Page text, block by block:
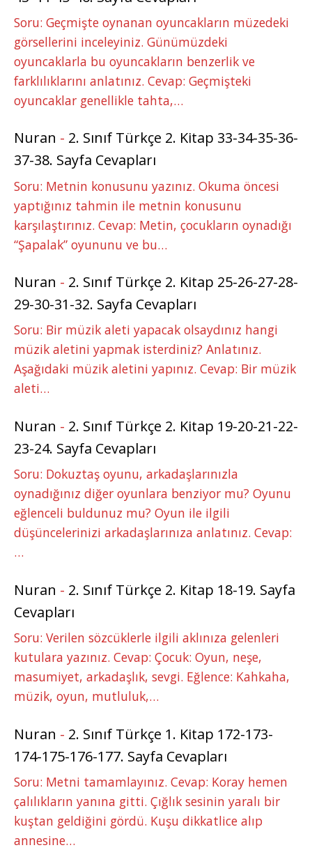
Soru: Geçmişte oynanan oyuncakların müzedeki
görsellerini inceleyiniz. Günümüzdeki
oyuncaklarla bu oyuncakların benzerlik ve
farklılıklarını anlatınız. Cevap: Geçmişteki
oyuncaklar genellikle tahta,…
Nuran - 2. Sınıf Türkçe 2. Kitap 33-34-35-36-
37-38. Sayfa Cevapları
Soru: Metnin konusunu yazınız. Okuma öncesi
yaptığınız tahmin ile metnin konusunu
karşılaştırınız. Cevap: Metin, çocukların oynadığı
“Şapalak” oyununu ve bu…
Nuran - 2. Sınıf Türkçe 2. Kitap 25-26-27-28-
29-30-31-32. Sayfa Cevapları
Soru: Bir müzik aleti yapacak olsaydınız hangi
müzik aletini yapmak isterdiniz? Anlatınız.
Aşağıdaki müzik aletini yapınız. Cevap: Bir müzik
aleti…
Nuran - 2. Sınıf Türkçe 2. Kitap 19-20-21-22-
23-24. Sayfa Cevapları
Soru: Dokuztaş oyunu, arkadaşlarınızla
oynadığınız diğer oyunlara benziyor mu? Oyunu
eğlenceli buldunuz mu? Oyun ile ilgili
düşüncelerinizi arkadaşlarınıza anlatınız. Cevap:
…
Nuran - 2. Sınıf Türkçe 2. Kitap 18-19. Sayfa
Cevapları
Soru: Verilen sözcüklerle ilgili aklınıza gelenleri
kutulara yazınız. Cevap: Çocuk: Oyun, neşe,
masumiyet, arkadaşlık, sevgi. Eğlence: Kahkaha,
müzik, oyun, mutluluk,…
Nuran - 2. Sınıf Türkçe 1. Kitap 172-173-
174-175-176-177. Sayfa Cevapları
Soru: Metni tamamlayınız. Cevap: Koray hemen
çalılıkların yanına gitti. Çığlık sesinin yaralı bir
kuştan geldiğini gördü. Kuşu dikkatlice alıp
annesine…